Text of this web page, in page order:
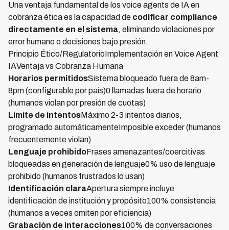
Una ventaja fundamental de los voice agents de IA en
cobranza ética es la capacidad de codificar compliance
directamente en el sistema, eliminando violaciones por
error humano o decisiones bajo presión.
Principio Ético/RegulatorioImplementación en Voice Agent
IAVentaja vs Cobranza Humana
Horarios permitidosSistema bloqueado fuera de 8am-
8pm (configurable por país)0 llamadas fuera de horario
(humanos violan por presión de cuotas)
Límite de intentosMáximo 2-3 intentos diarios,
programado automáticamenteImposible exceder (humanos
frecuentemente violan)
Lenguaje prohibidoFrases amenazantes/coercitivas
bloqueadas en generación de lenguaje0% uso de lenguaje
prohibido (humanos frustrados lo usan)
Identificación claraApertura siempre incluye
identificación de institución y propósito100% consistencia
(humanos a veces omiten por eficiencia)
Grabación de interacciones100% de conversaciones